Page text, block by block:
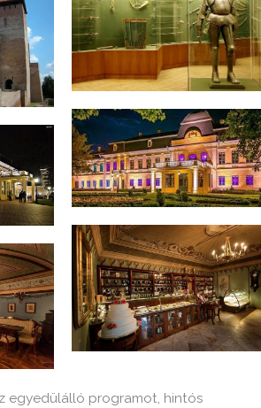
egyedülálló programot, hintós